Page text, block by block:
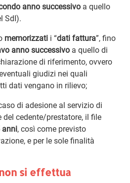
anno successivo a quello
SdI).
memorizzati i “dati fattura”, fino
anno successivo a quello di
di riferimento, ovvero
giudizi nei quali
dati vengano in rilievo;
di adesione al servizio di
del cedente/prestatore, il file
anni, così come previsto
e per le sole finalità
si effettua